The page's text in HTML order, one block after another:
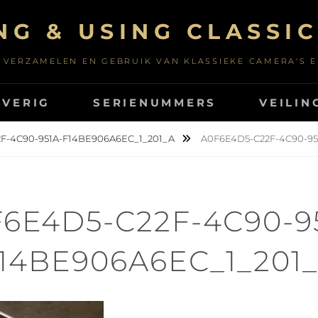
& USING
EN GEBRUIK VAN KLASSIEKE CAMERA'S
SERIENUMMERS
4C90-951A-F14BE906A6EC_1_201_A A0F6E4D5-C22F-4C90-
C22F-4C90-